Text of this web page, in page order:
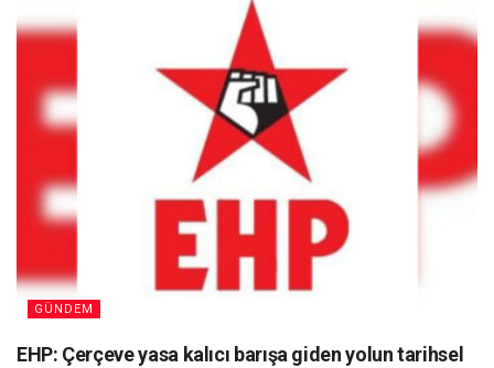
GÜNDEM
EHP: Çerçeve yasa kalıcı barışa giden yolun tarihsel